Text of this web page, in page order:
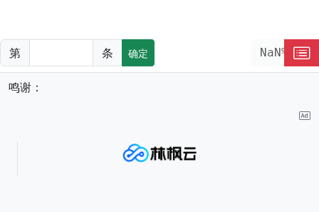
第 条 确定 NaN%
鸣谢：